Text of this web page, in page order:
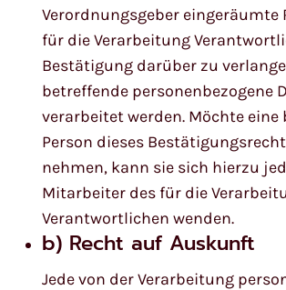
Verordnungsgeber eingeräumte
für die Verarbeitung
Bestätigung darüber zu
betreffende personenbezogene
verarbeitet werden. Möchte eine
Person dieses
nehmen, kann sie sich hierzu
Mitarbeiter des für die
Verantwortlichen wenden.
b) Recht auf Auskunft
Jede von der Verarbeitung